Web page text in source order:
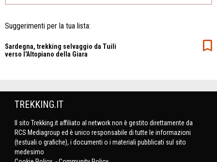
Suggerimenti per la tua lista:
Sardegna, trekking selvaggio da Tuili
verso l'Altopiano della Giara
TREKKING.IT
Il sito Trekking.it affiliato al network non è gestito direttamente da
RCS Mediagroup ed è unico responsabile di tutte le informazioni
(testuali o grafiche), i documenti o i materiali pubblicati sul sito
medesimo